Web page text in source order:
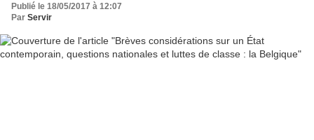
Publié le 18/05/2017 à 12:07
Par Servir